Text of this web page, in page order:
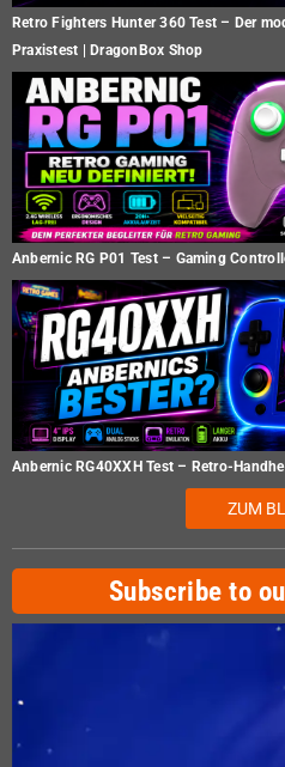
Retro Fighters Hunter 360 Test – Der
Praxistest | DragonBox Shop
Anbernic RG P01 Test – Gaming
Anbernic RG40XXH Test – Retro-
ZUM
Subscribe to